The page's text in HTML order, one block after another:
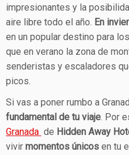
impresionantes y la
aire libre todo el año. En
en un popular destino para
que en verano la zona de
senderistas y escaladores
picos.
Si vas a poner rumbo a
fundamental de tu viaje. Por
Granada de Hidden Away
vivir momentos únicos en tu